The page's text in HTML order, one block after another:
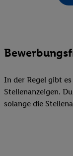
In der Regel gibt
Stellenanzeigen.
solange die